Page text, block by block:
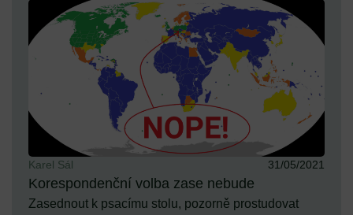
Karel Sál 31/05/2021
Korespondenční volba zase nebude
Zasednout k psacímu stolu, pozorně prostudovat